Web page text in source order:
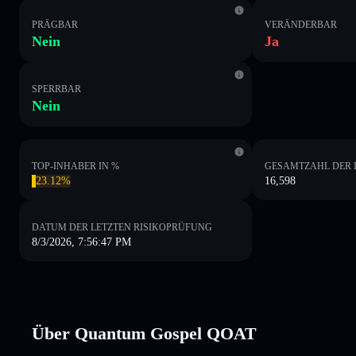
PRÄGBAR
Nein
VERÄNDERBAR
Ja
SPERRBAR
Nein
TOP-INHABER IN %
23.12%
GESAMTZAHL DER
16,598
DATUM DER LETZTEN RISIKOPRÜFUNG
8/3/2026, 7:56:47 PM
Über Quantum Gospel QOAT